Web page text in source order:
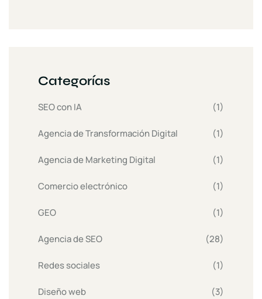
Categorías
SEO con IA (1)
Agencia de Transformación Digital (1)
Agencia de Marketing Digital (1)
Comercio electrónico (1)
GEO (1)
Agencia de SEO (28)
Redes sociales (1)
Diseño web (3)